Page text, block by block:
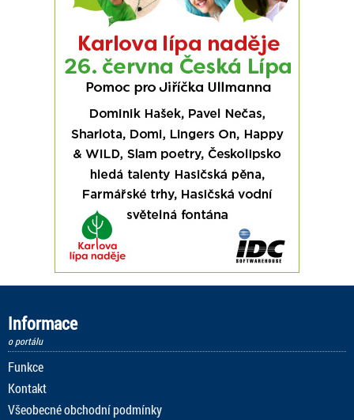
Informace
o portálu
Funkce
Kontakt
Všeobecné obchodní podmínky